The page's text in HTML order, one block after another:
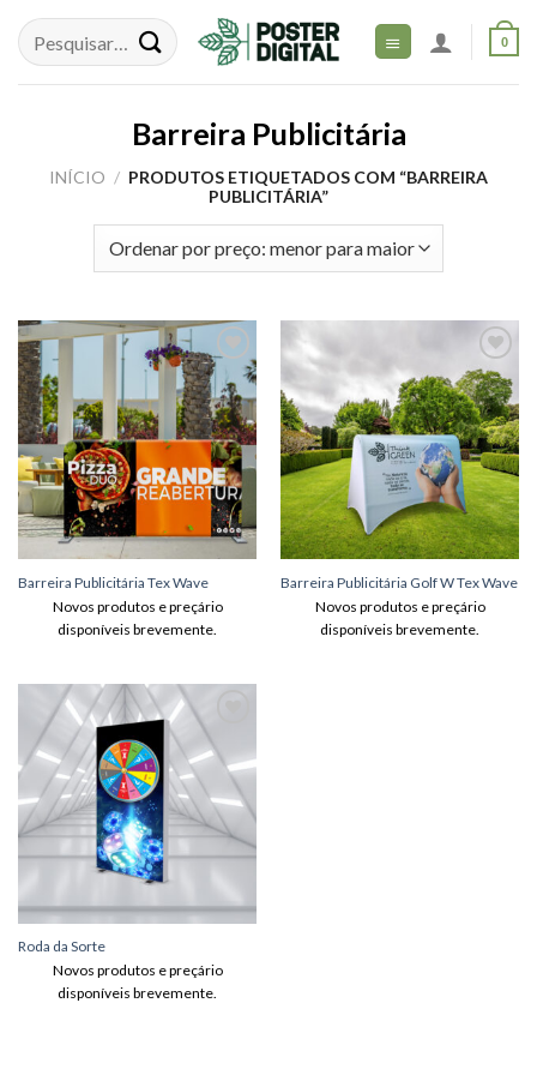
content
0
Barreira Publicitária
INÍCIO / PRODUTOS ETIQUETADOS COM “BARREIRA
PUBLICITÁRIA”
Adicionar
aos meus
desejos
Barreira Publicitária Tex Wave
Novos produtos e preçário
disponíveis brevemente.
Adicionar
aos meus
desejos
Barreira Publicitária Golf W Tex Wave
Novos produtos e preçário
disponíveis brevemente.
Adicionar
aos meus
desejos
Roda da Sorte
Novos produtos e preçário
disponíveis brevemente.